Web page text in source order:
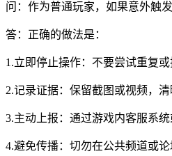
问：作为普通玩家，如果意外触
答：正确的做法是：
1.立即停止操作：不要尝试重复或
2.记录证据：保留截图或视频，
3.主动上报：通过游戏内客服系
4.避免传播：切勿在公共频道或